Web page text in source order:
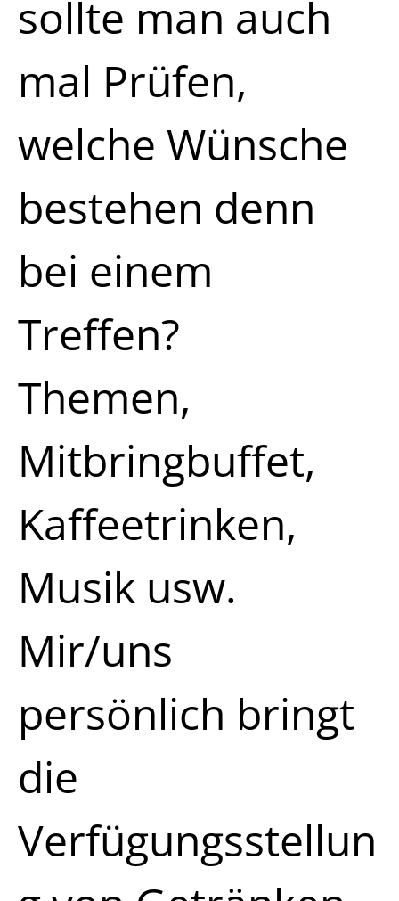
sollte man auch
mal Prüfen,
welche Wünsche
bestehen denn
bei einem
Treffen?
Themen,
Mitbringbuffet,
Kaffeetrinken,
Musik usw.
Mir/uns
persönlich bringt
die
Verfügungsstellun